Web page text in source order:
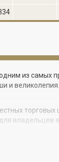
из самых
великолепия.
торговых
владельцев